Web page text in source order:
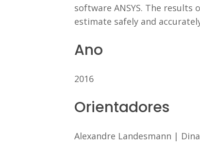
software ANSYS. The
estimate safely and
Ano
2016
Orientadores
Alexandre Landesmann |